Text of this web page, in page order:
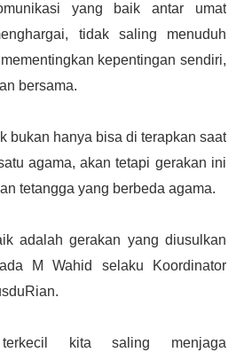
yang baik antar umat
tidak saling menuduh
kepentingan sendiri,
bersama.
bukan hanya bisa di terapkan saat
agama, akan tetapi gerakan ini
tetangga yang berbeda agama.
adalah gerakan yang diusulkan
M Wahid selaku Koordinator
kita saling menjaga